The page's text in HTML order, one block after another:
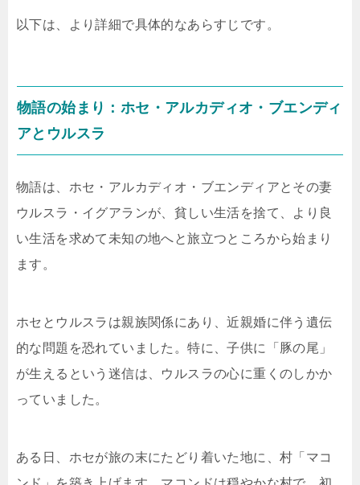
以下は、より詳細で具体的なあらすじです。
物語の始まり：ホセ・アルカディオ・ブエンディ
アとウルスラ
物語は、ホセ・アルカディオ・ブエンディアとその妻
ウルスラ・イグアランが、貧しい生活を捨て、より良
い生活を求めて未知の地へと旅立つところから始まり
ます。
ホセとウルスラは親族関係にあり、近親婚に伴う遺伝
的な問題を恐れていました。特に、子供に「豚の尾」
が生えるという迷信は、ウルスラの心に重くのしかか
っていました。
ある日、ホセが旅の末にたどり着いた地に、村「マコ